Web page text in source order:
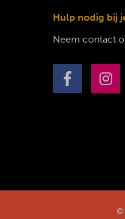
Hulp nodig bij
Neem contact
©